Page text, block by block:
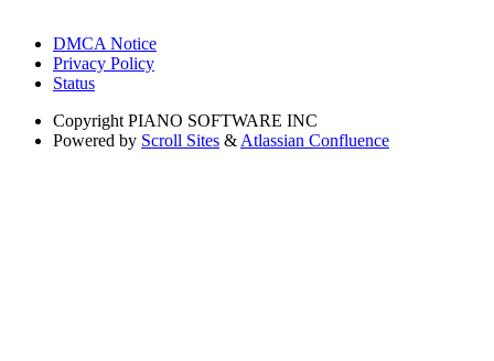
DMCA Notice
Privacy Policy
Status
Copyright PIANO SOFTWARE INC
Powered by Scroll Sites & Atlassian Confluence